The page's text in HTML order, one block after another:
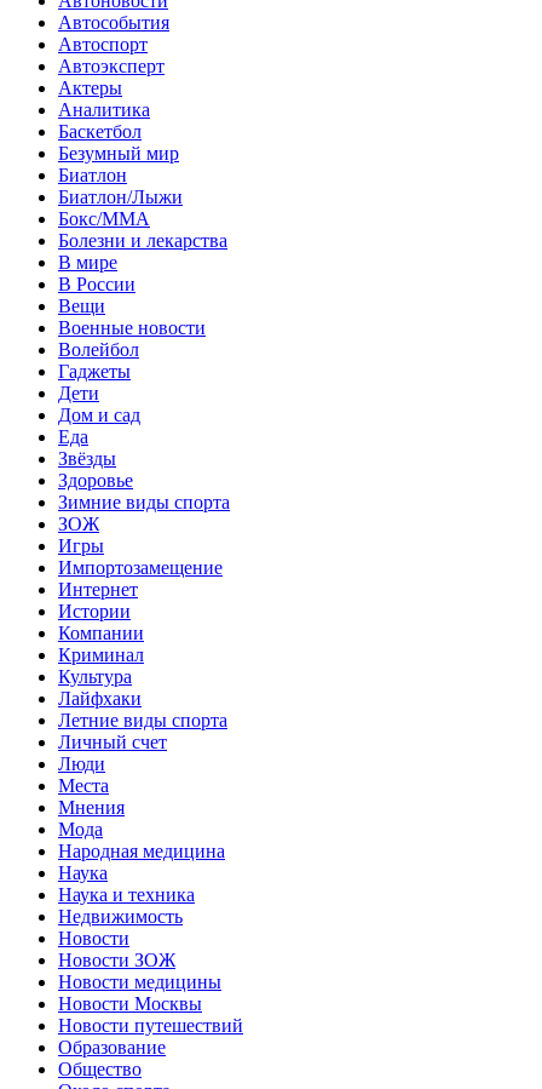
Автособытия
Автоспорт
Автоэксперт
Актеры
Аналитика
Баскетбол
Безумный мир
Биатлон
Биатлон/Лыжи
Бокс/MMA
Болезни и лекарства
В мире
В России
Вещи
Военные новости
Волейбол
Гаджеты
Дети
Дом и сад
Еда
Звёзды
Здоровье
Зимние виды спорта
ЗОЖ
Игры
Импортозамещение
Интернет
Истории
Компании
Криминал
Культура
Лайфхаки
Летние виды спорта
Личный счет
Люди
Места
Мнения
Мода
Народная медицина
Наука
Наука и техника
Недвижимость
Новости
Новости ЗОЖ
Новости медицины
Новости Москвы
Новости путешествий
Образование
Общество